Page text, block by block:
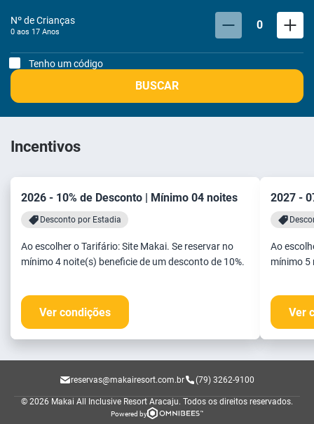
Nº de Crianças
0 aos 17 Anos 0
Tenho um código
BUSCAR
Incentivos
2026 - 10% de Desconto | Mínimo 04 noites
Desconto por Estadia
Ao escolher o Tarifário: Site Makai. Se reservar no
mínimo 4 noite(s) beneficie de um desconto de 10%.
Ver condições
2027 -
Ao
mínimo 5
Ver
reservas@makairesort.com.br (79) 3262-9100
© 2026 Makai All Inclusive Resort Aracaju. Todos os direitos reservados.
Powered by